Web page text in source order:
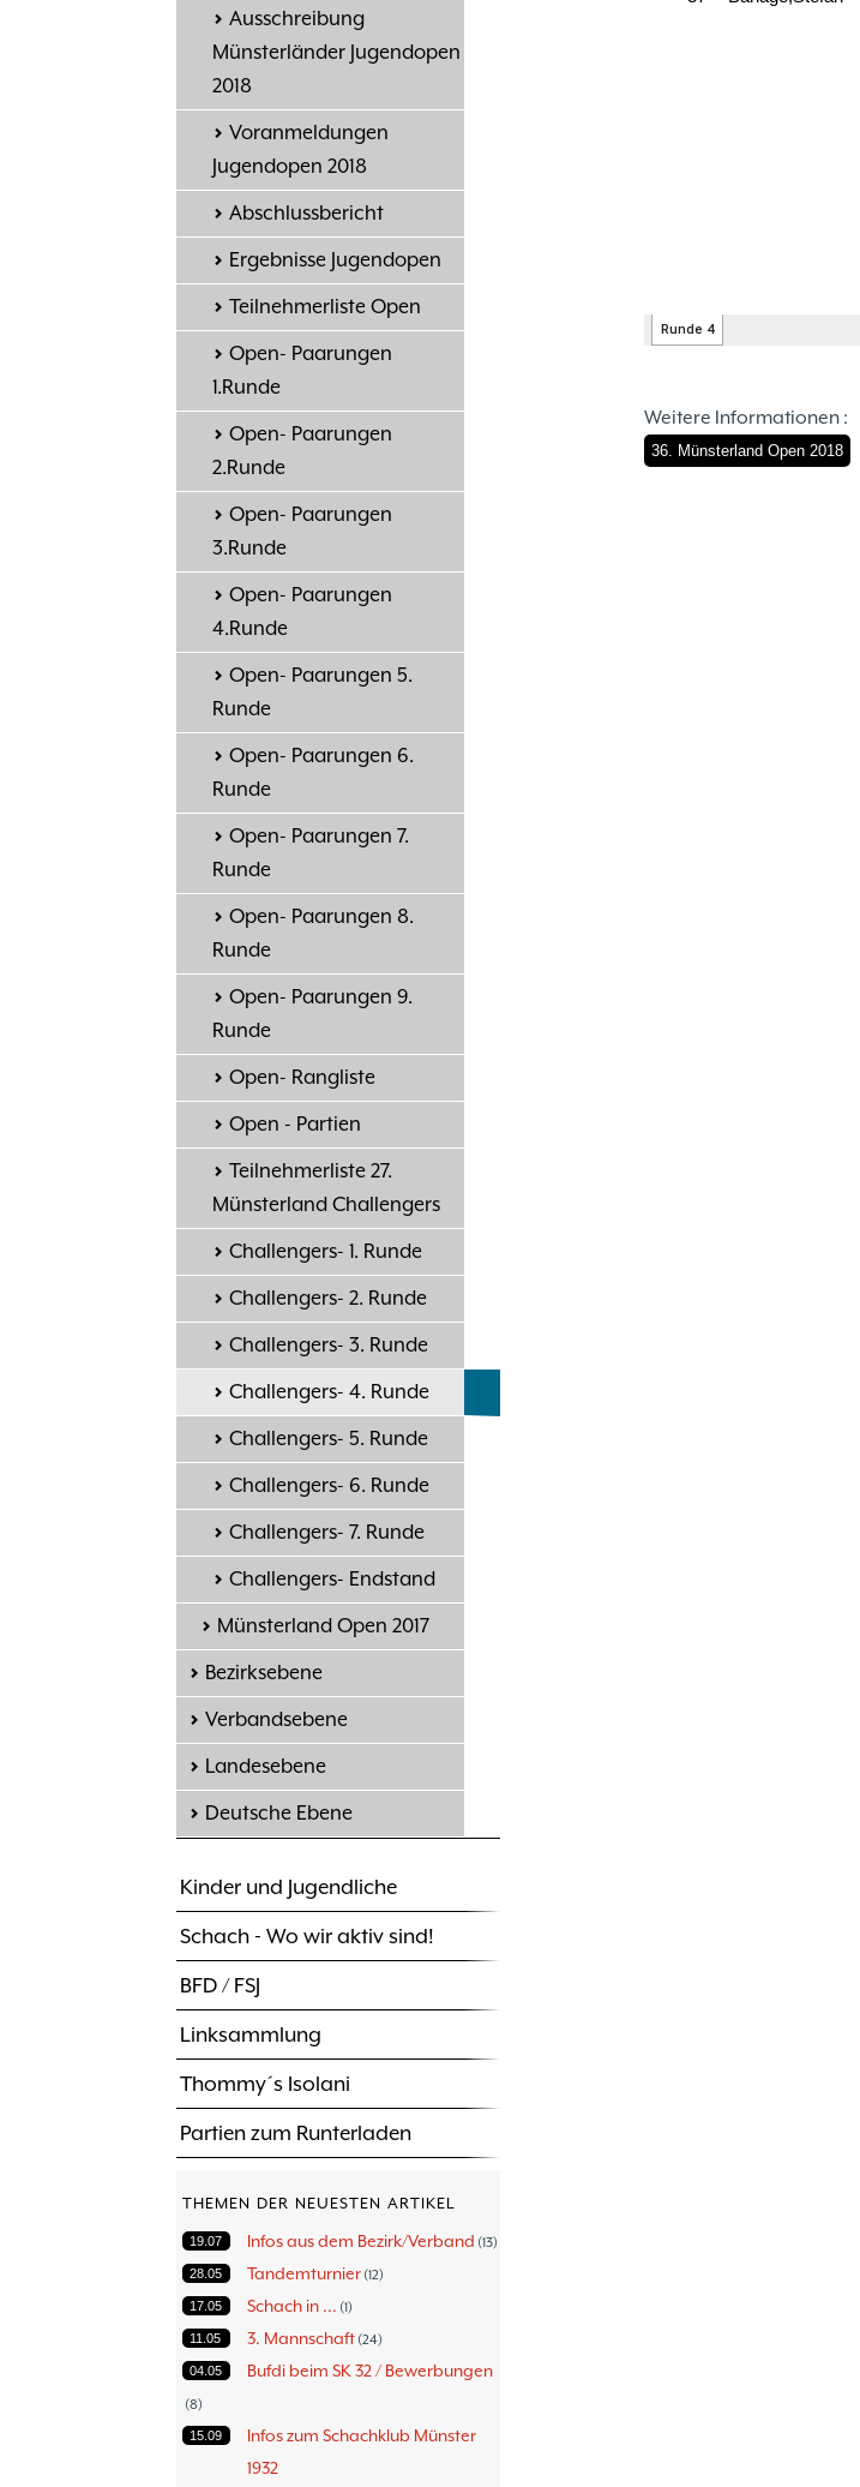
Ausschreibung
Münsterländer Jugendopen
2018
Voranmeldungen
Jugendopen 2018
Abschlussbericht
Ergebnisse Jugendopen
Teilnehmerliste Open
Open- Paarungen
1.Runde
Open- Paarungen
2.Runde
Open- Paarungen
3.Runde
Open- Paarungen
4.Runde
Open- Paarungen 5.
Runde
Open- Paarungen 6.
Runde
Open- Paarungen 7.
Runde
Open- Paarungen 8.
Runde
Open- Paarungen 9.
Runde
Open- Rangliste
Open - Partien
Teilnehmerliste 27.
Münsterland Challengers
Challengers- 1. Runde
Challengers- 2. Runde
Challengers- 3. Runde
Challengers- 4. Runde
Challengers- 5. Runde
Challengers- 6. Runde
Challengers- 7. Runde
Challengers- Endstand
Münsterland Open 2017
Bezirksebene
Verbandsebene
Landesebene
Deutsche Ebene
Kinder und Jugendliche
Schach - Wo wir aktiv sind!
BFD / FSJ
Linksammlung
Thommy´s Isolani
Partien zum Runterladen
THEMEN DER NEUESTEN ARTIKEL
19.07 Infos aus dem Bezirk/Verband 13
28.05 Tandemturnier 12
17.05 Schach in ... 1
11.05 3. Mannschaft 24
04.05 Bufdi beim SK 32 / Bewerbungen
8
15.09
Infos zum Schachklub Münster
1932
Weitere Informationen :
36. Münsterland Open 2018